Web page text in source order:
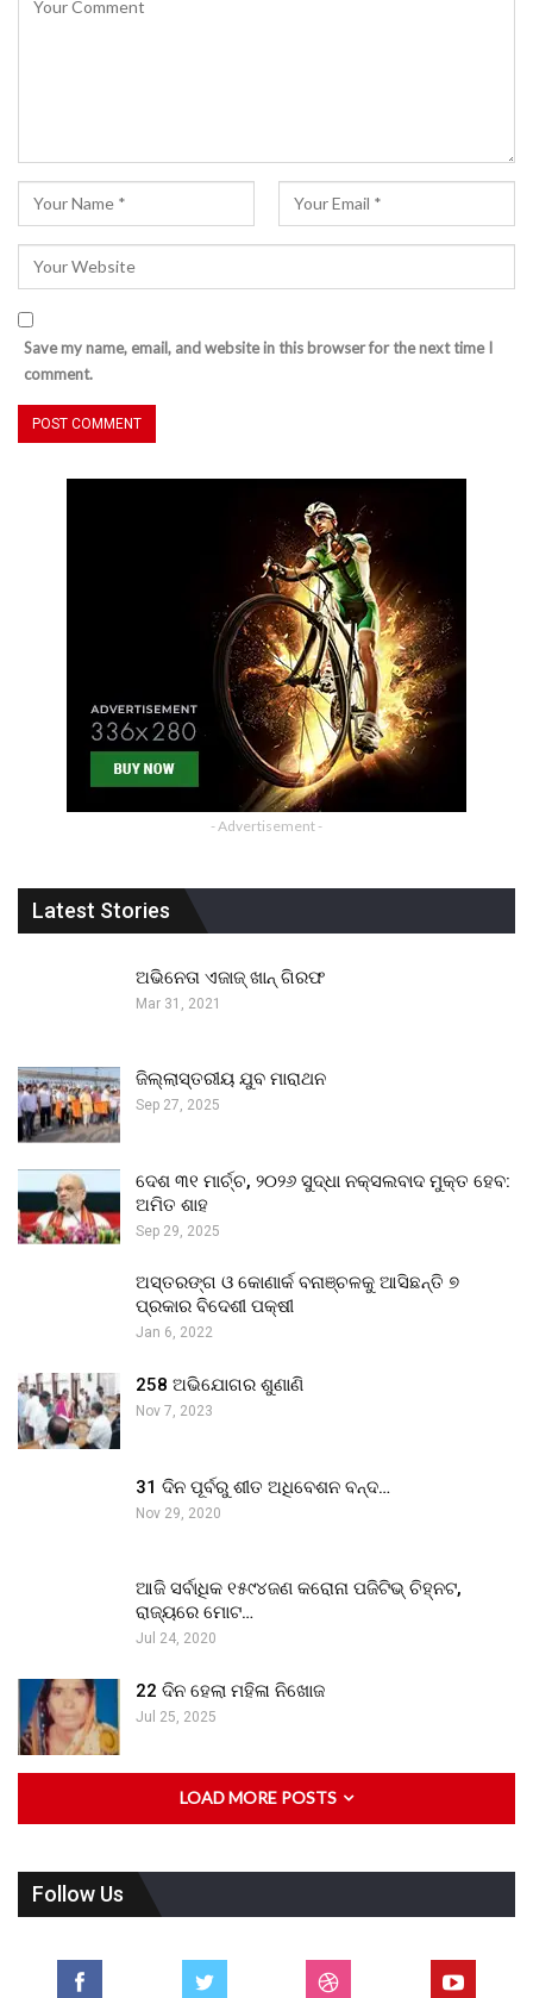
Save my name, email, and website in this browser for the next time I
comment.
- Advertisement -
Latest Stories
ଅଭିନେତା ଏଜାଜ୍ ଖାନ୍ ଗିରଫ
Mar 31, 2021
ଜିଲ୍ଲାସ୍ତରୀୟ ଯୁବ ମାରାଥନ
Sep 27, 2025
ଦେଶ ୩୧ ମାର୍ଚ୍ଚ, ୨୦୨୬ ସୁଦ୍ଧା ନକ୍ସଲବାଦ ମୁକ୍ତ ହେବ:
ଅମିତ ଶାହ
Sep 29, 2025
ଅସ୍ତରଙ୍ଗ ଓ କୋଣାର୍କ ବନାଞ୍ଚଳକୁ ଆସିଛନ୍ତି ୭
ପ୍ରକାର ବିଦେଶୀ ପକ୍ଷୀ
Jan 6, 2022
258 ଅଭିଯୋଗର ଶୁଣାଣି
Nov 7, 2023
31 ଦିନ ପୂର୍ବରୁ ଶୀତ ଅଧିବେଶନ ବନ୍ଦ…
Nov 29, 2020
ଆଜି ସର୍ବାଧିକ ୧୫୯୪ଜଣ କରୋନା ପଜିଟିଭ୍ ଚିହ୍ନଟ,
ରାଜ୍ୟରେ ମୋଟ…
Jul 24, 2020
22 ଦିନ ହେଲା ମହିଳା ନିଖୋଜ
Jul 25, 2025
LOAD MORE POSTS
Follow Us